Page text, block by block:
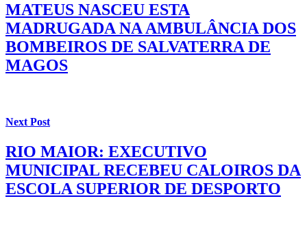
MATEUS NASCEU ESTA
MADRUGADA NA AMBULÂNCIA DOS
BOMBEIROS DE SALVATERRA DE
MAGOS
Next Post
RIO MAIOR: EXECUTIVO
MUNICIPAL RECEBEU CALOIROS DA
ESCOLA SUPERIOR DE DESPORTO